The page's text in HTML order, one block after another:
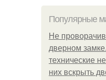
Популярные
Не
дверном
технические
них вскрыть